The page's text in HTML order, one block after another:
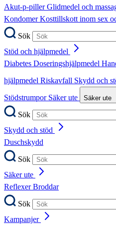
Akut-p-pillerGlidmedel och
KondomerKosttillskott inom sex
Sök
Stöd och hjälpmedel
Diabetes Doseringshjälpmedel
hjälpmedel Riskavfall Skydd och
Stödstrumpor Säker ute Säker ute
Sök
Skydd och stöd
Duschskydd
Sök
Säker ute
ReflexerBroddar
Sök
Kampanjer